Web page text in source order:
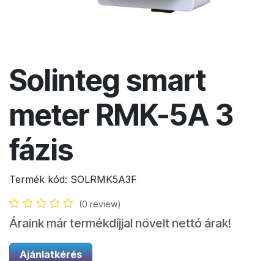
Solinteg smart
meter RMK-5A 3
fázis
Termék kód: SOLRMK5A3F
(0 review)
Áraink már termékdíjjal növelt nettó árak!
Ajánlatkérés